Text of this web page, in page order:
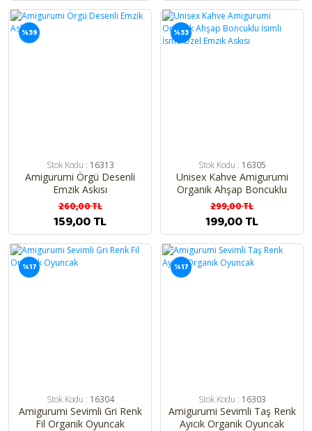
%39
Stok Kodu : 16313
Amigurumi Örgü Desenli
Emzik Askısı
260,00 TL
159,00 TL
%33
Stok Kodu : 16305
Unisex Kahve Amigurumi
Organik Ahşap Boncuklu
İsimli İsme Özel Emzik Askısı
299,00 TL
199,00 TL
%17
Stok Kodu : 16304
Amigurumi Sevimli Gri Renk
Fil Organik Oyuncak
%17
Stok Kodu : 16303
Amigurumi Sevimli Taş Renk
Ayıcık Organik Oyuncak